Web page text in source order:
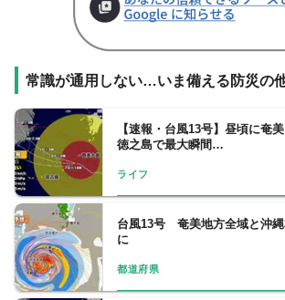
常識が通用しない…いま備える防災の
【速報・台風13号】昼頃に奄
徳之島で最大瞬間…
ライフ
台風13号 奄美地方全域と沖
に
都道府県